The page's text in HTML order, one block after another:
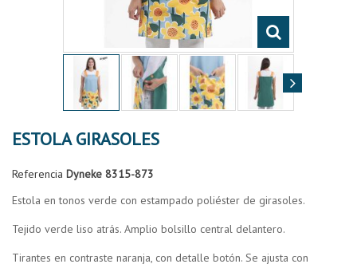
ESTOLA GIRASOLES
Referencia Dyneke 8315-873
Estola en tonos verde con estampado poliéster de girasoles.
Tejido verde liso atrás. Amplio bolsillo central delantero.
Tirantes en contraste naranja, con detalle botón. Se ajusta con